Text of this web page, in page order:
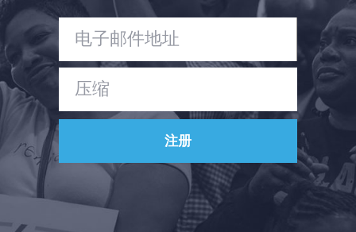
Vote
捐赠